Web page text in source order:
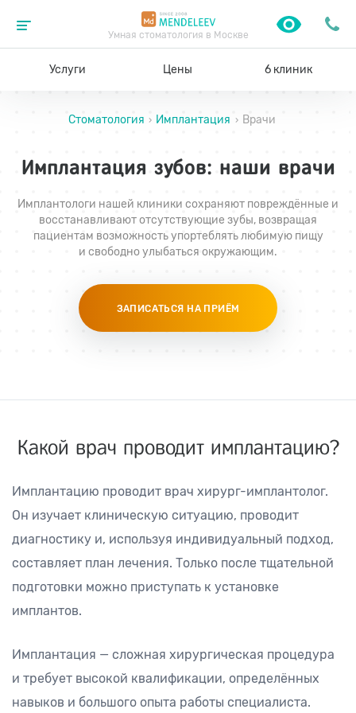
Умная стоматология в Москве
Услуги Цены 6 клиник
Стоматология › Имплантация › Врачи
Имплантация зубов: наши врачи
Имплантологи нашей клиники сохраняют повреждённые и
восстанавливают отсутствующие зубы, возвращая
пациентам возможность упортеблять любимую пищу
и свободно улыбаться окружающим.
ЗАПИСАТЬСЯ НА ПРИЁМ
Какой врач проводит имплантацию?
Имплантацию проводит врач хирург-имплантолог.
Он изучает клиническую ситуацию, проводит
диагностику и, используя индивидуальный подход,
составляет план лечения. Только после тщательной
подготовки можно приступать к установке
имплантов.
Имплантация — сложная хирургическая процедура
и требует высокой квалификации, определённых
навыков и большого опыта работы специалиста.